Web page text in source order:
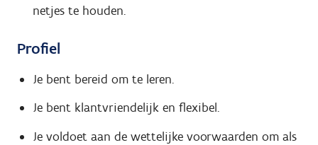
netjes te houden.
Profiel
Je bent bereid om te leren.
Je bent klantvriendelijk en flexibel.
Je voldoet aan de wettelijke voorwaarden om als